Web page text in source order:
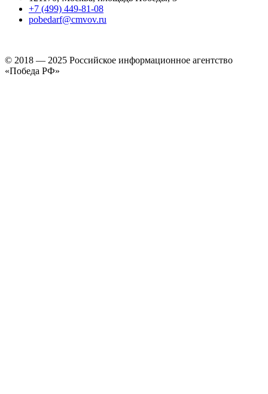
+7 (499) 449-81-08
pobedarf@cmvov.ru
© 2018 — 2025 Российское информационное агентство
«Победа РФ»